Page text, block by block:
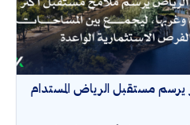
يرسم مستقبل الرياض المستدام